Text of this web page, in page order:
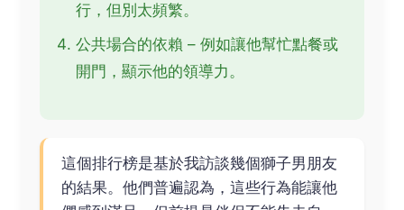
行，但別太頻繁。
公共場合的依賴 – 例如讓他幫忙點餐或
開門，顯示他的領導力。
這個排行榜是基於我訪談幾個獅子男朋友
的結果。他們普遍認為，這些行為能讓他